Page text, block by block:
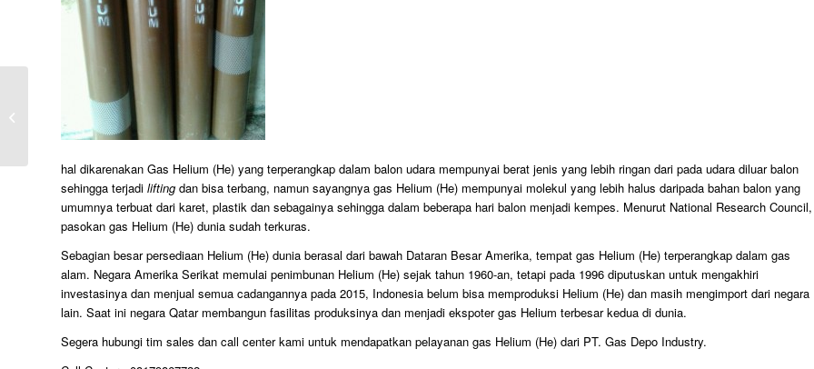
hal dikarenakan Gas Helium (He) yang terperangkap dalam balon udara mempunyai berat jenis yang lebih ringan dari pada udara diluar balon
sehingga terjadi lifting dan bisa terbang, namun sayangnya gas Helium (He) mempunyai molekul yang lebih halus daripada bahan balon yang
umumnya terbuat dari karet, plastik dan sebagainya sehingga dalam beberapa hari balon menjadi kempes. Menurut National Research Council,
pasokan gas Helium (He) dunia sudah terkuras.
Sebagian besar persediaan Helium (He) dunia berasal dari bawah Dataran Besar Amerika, tempat gas Helium (He) terperangkap dalam gas
alam. Negara Amerika Serikat memulai penimbunan Helium (He) sejak tahun 1960-an, tetapi pada 1996 diputuskan untuk mengakhiri
investasinya dan menjual semua cadangannya pada 2015, Indonesia belum bisa memproduksi Helium (He) dan masih mengimport dari negara
lain. Saat ini negara Qatar membangun fasilitas produksinya dan menjadi ekspoter gas Helium terbesar kedua di dunia.
Segera hubungi tim sales dan call center kami untuk mendapatkan pelayanan gas Helium (He) dari PT. Gas Depo Industry.
Harga Gas Helium Per Tabung